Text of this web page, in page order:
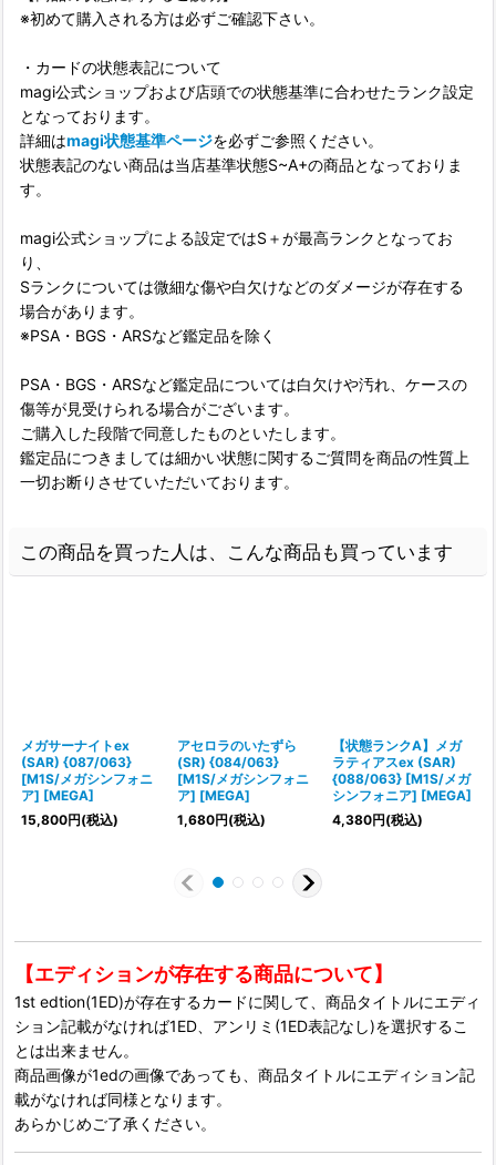
※初めて購入される方は必ずご確認下さい。
・カードの状態表記について
magi公式ショップおよび店頭での状態基準に合わせたランク設定
となっております。
詳細はmagi状態基準ページを必ずご参照ください。
状態表記のない商品は当店基準状態S~A+の商品となっておりま
す。
magi公式ショップによる設定ではS＋が最高ランクとなってお
り、
Sランクについては微細な傷や白欠けなどのダメージが存在する
場合があります。
※PSA・BGS・ARSなど鑑定品を除く
PSA・BGS・ARSなど鑑定品については白欠けや汚れ、ケースの
傷等が見受けられる場合がございます。
ご購入した段階で同意したものといたします。
鑑定品につきましては細かい状態に関するご質問を商品の性質上
一切お断りさせていただいております。
この商品を買った人は、こんな商品も買っています
メガサーナイトex
(SAR) {087/063}
[M1S/メガシンフォニ
ア] [MEGA]
15,800円(税込)
アセロラのいたずら
(SR) {084/063}
[M1S/メガシンフォニ
ア] [MEGA]
1,680円(税込)
【状態ランクA】メガ
ラティアスex (SAR)
{088/063} [M1S/メガ
シンフォニア] [MEGA]
4,380円(税込)
【エディションが存在する商品について】
1st edtion(1ED)が存在するカードに関して、商品タイトルにエディ
ション記載がなければ1ED、アンリミ(1ED表記なし)を選択するこ
とは出来ません。
商品画像が1edの画像であっても、商品タイトルにエディション記
載がなければ同様となります。
あらかじめご了承ください。